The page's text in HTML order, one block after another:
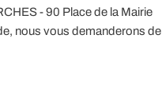
- 90 Place de la Mairie
nous vous demanderons de